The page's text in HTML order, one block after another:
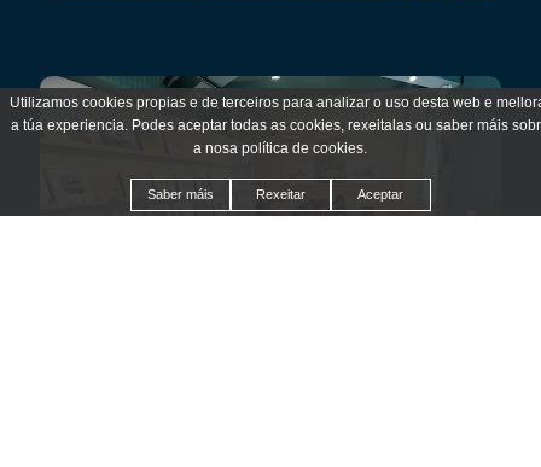
Utilizamos cookies propias e de terceiros para analizar o uso desta web e
a túa experiencia. Podes aceptar todas as cookies, rexeitalas ou saber máis
a nosa política de cookies.
Saber máis Rexeitar Aceptar